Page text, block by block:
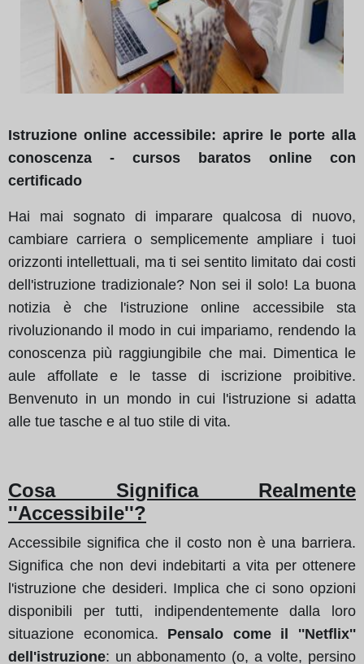
Istruzione online accessibile: aprire le porte alla
conoscenza - cursos baratos online con
certificado
Hai mai sognato di imparare qualcosa di nuovo,
cambiare carriera o semplicemente ampliare i tuoi
orizzonti intellettuali, ma ti sei sentito limitato dai costi
dell'istruzione tradizionale? Non sei il solo! La buona
notizia è che l'istruzione online accessibile sta
rivoluzionando il modo in cui impariamo, rendendo la
conoscenza più raggiungibile che mai. Dimentica le
aule affollate e le tasse di iscrizione proibitive.
Benvenuto in un mondo in cui l'istruzione si adatta
alle tue tasche e al tuo stile di vita.
Cosa Significa Realmente
''Accessibile''?
Accessibile significa che il costo non è una barriera.
Significa che non devi indebitarti a vita per ottenere
l'istruzione che desideri. Implica che ci sono opzioni
disponibili per tutti, indipendentemente dalla loro
situazione economica. Pensalo come il ''Netflix''
dell'istruzione: un abbonamento (o, a volte, persino